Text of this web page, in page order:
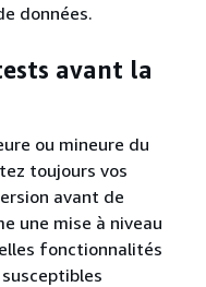
données.
avant la
ou mineure du
toujours vos
avant de
une mise à niveau
fonctionnalités